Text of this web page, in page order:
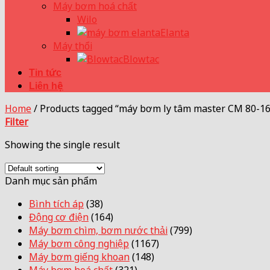
Máy bơm hoá chất
Wilo
Elanta
Máy thổi
Blowtac
Tin tức
Liên hệ
Home/ Products tagged “máy bơm ly tâm master CM 80-
Filter
Showing the single result
Danh mục sản phẩm
Bình tích áp (38)
Động cơ điện(164)
Máy bơm chìm, bơm nước thải(799)
Máy bơm công nghiệp (1167)
Máy bơm giếng khoan(148)